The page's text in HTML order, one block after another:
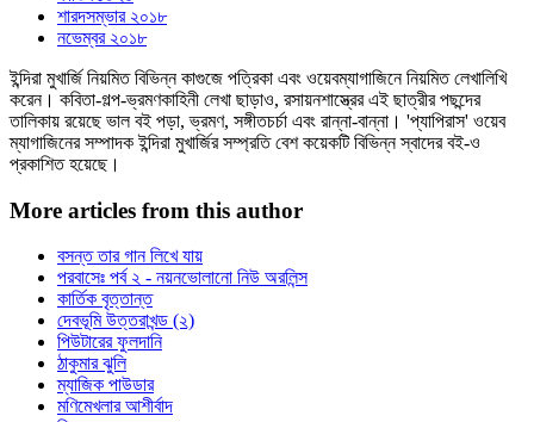
শারদসম্ভার ২০১৮
নভেম্বর ২০১৮
ইন্দিরা মুখার্জি নিয়মিত বিভিন্ন কাগুজে পত্রিকা এবং ওয়েবম্যাগাজিনে নিয়মিত লেখালিখি
করেন। কবিতা-গল্প-ভ্রমণকাহিনী লেখা ছাড়াও, রসায়নশাস্ত্রের এই ছাত্রীর পছন্দের
তালিকায় রয়েছে ভাল বই পড়া, ভ্রমণ, সঙ্গীতচর্চা এবং রান্না-বান্না। 'প্যাপিরাস' ওয়েব
ম্যাগাজিনের সম্পাদক ইন্দিরা মুখার্জির সম্প্রতি বেশ কয়েকটি বিভিন্ন স্বাদের বই-ও
প্রকাশিত হয়েছে।
More articles from this author
বসন্ত তার গান লিখে যায়
পরবাসেঃ পর্ব ২ - নয়নভোলানো নিউ অরলিন্স
কার্তিক বৃত্তান্ত
দেবভূমি উত্তরাখন্ড (২)
পিউটারের ফুলদানি
ঠাকুমার ঝুলি
ম্যাজিক পাউডার
মণিমেখলার আশীর্বাদ